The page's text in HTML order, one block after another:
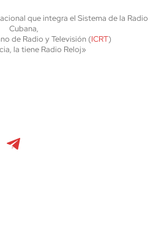
que integra el Sistema de la Radio
Cubana,
de Radio y Televisión (ICRT)
la tiene Radio Reloj»